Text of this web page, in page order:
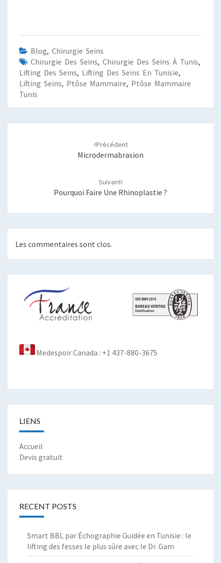
Blog, Chirurgie Seins
Chirurgie Des Seins, Chirurgie Des Seins À Tunis,
Lifting Des Seins, Lifting Des Seins En Tunisie,
Lifting Seins, Ptôse Mammaire, Ptôse Mammaire
Tunis
Précédent
Microdermabrasion
Suivant
Pourquoi Faire Une Rhinoplastie ?
Les commentaires sont clos.
Medespoir Canada : +1 437-880-3675
LIENS
Accueil
Devis gratuit
RECENT POSTS
Smart BBL par Échographie Guidée en Tunisie : le
lifting des fesses le plus sûre avec le Dr. Gam